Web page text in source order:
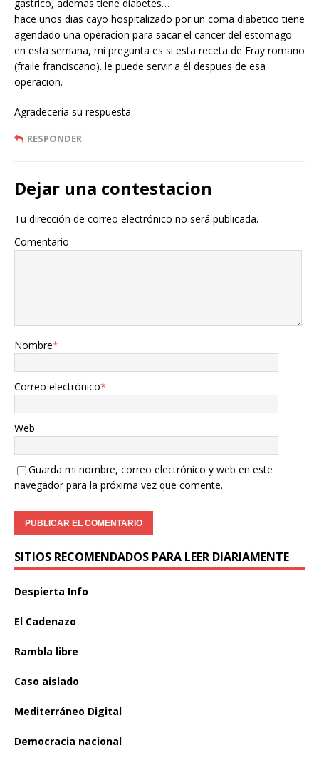
gastrico, ademas tiene diabetes…
hace unos dias cayo hospitalizado por un coma diabetico tiene
agendado una operacion para sacar el cancer del estomago
en esta semana, mi pregunta es si esta receta de Fray romano
(fraile franciscano). le puede servir a él despues de esa
operacion.
Agradeceria su respuesta
RESPONDER
Dejar una contestacion
Tu dirección de correo electrónico no será publicada.
Comentario
Nombre*
Correo electrónico*
Web
Guarda mi nombre, correo electrónico y web en este
navegador para la próxima vez que comente.
SITIOS RECOMENDADOS PARA LEER DIARIAMENTE
Despierta Info
El Cadenazo
Rambla libre
Caso aislado
Mediterráneo Digital
Democracia nacional